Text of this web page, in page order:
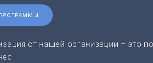
от нашей организации – это